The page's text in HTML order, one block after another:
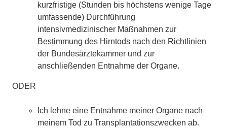
kurzfristige (Stunden bis höchstens wenige Tage
umfassende) Durchführung
intensivmedizinischer Maßnahmen zur
Bestimmung des Hirntods nach den Richtlinien
der Bundesärztekammer und zur
anschließenden Entnahme der Organe.
ODER
Ich lehne eine Entnahme meiner Organe nach
meinem Tod zu Transplantationszwecken ab.